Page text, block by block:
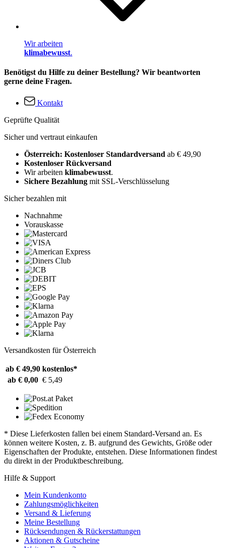
Wir arbeiten
klimabewusst.
Benötigst du Hilfe zu deiner Bestellung? Wir beantworten
gerne deine Fragen.
Kontakt
Geprüfte Qualität
Sicher und vertraut einkaufen
Österreich: Kostenloser Standardversand ab € 49,90
Kostenloser Rückversand
Wir arbeiten klimabewusst.
Sichere Bezahlung mit SSL-Verschlüsselung
Sicher bezahlen mit
Nachnahme
Vorauskasse
Versandkosten für Österreich
ab € 49,90 kostenlos*
ab € 0,00 € 5,49
* Diese Lieferkosten fallen bei einem Standard-Versand an. Es
können weitere Kosten, z. B. aufgrund des Gewichts, Größe oder
Eigenschaften der Produkte, entstehen. Diese Informationen findest
du direkt in der Produktbeschreibung.
Hilfe & Support
Mein Kundenkonto
Zahlungsmöglichkeiten
Versand & Lieferung
Meine Bestellung
Rücksendungen & Rückerstattungen
Aktionen & Gutscheine